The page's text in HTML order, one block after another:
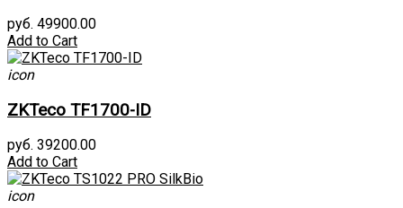
руб. 49900.00
Add to Cart
icon
ZKTeco TF1700-ID
руб. 39200.00
Add to Cart
icon